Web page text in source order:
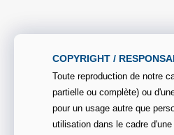
COPYRIGHT /
Toute reproduction de notre
partielle ou complète) ou
pour un usage autre que
utilisation dans le cadre